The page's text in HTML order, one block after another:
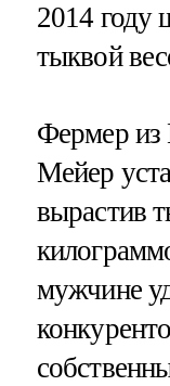
2014 году
тыквой
Фермер
Мейер
вырастив
мужчине